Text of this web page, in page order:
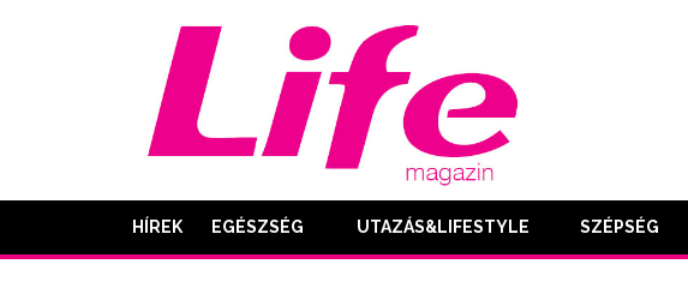
HÍREK EGÉSZSÉG UTAZÁS&LIFESTYLE SZÉPSÉG